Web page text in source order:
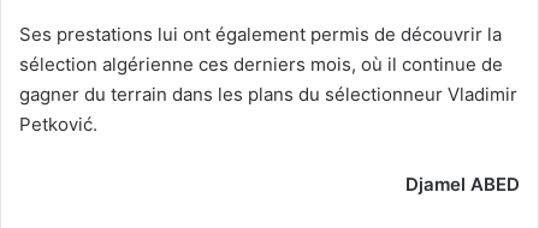
Ses prestations lui ont également permis de découvrir la
sélection algérienne ces derniers mois, où il continue de
gagner du terrain dans les plans du sélectionneur Vladimir
Petković.
Djamel ABED